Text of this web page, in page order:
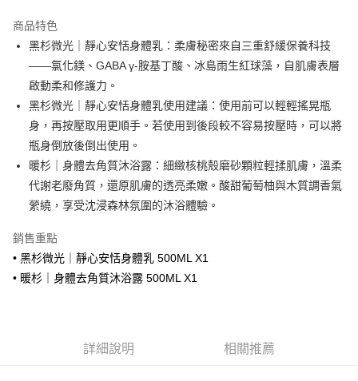
Apple Pay
AFTEE先享後付
相關說明
【關於「AFTEE先享後付」】
AFTEE先享後付是「在收到商品之後才付款」的支付方式。 讓您購物簡單
便利好安心！
１．簡單：不需註冊會員、不需綁卡、不需儲值。
２．便利：只要手機號碼，簡訊認證，即可結帳。
３．安心：先確認商品／服務後，再付款。
【「AFTEE先享後付」結帳流程】
結帳頁面，進行簡訊認證並確認金額後，即可完成結帳。
２．訂單成立數日內，您將收到繳費通知簡訊。
３．收到繳費通知簡訊後14天內，點擊此簡訊中的連結，可透過四大超商／
ATM／網路銀行／等多元方式進行付款，方視為交易完成。
是否繳費成功／繳費後需取消欲退款等相關疑問，請聯繫「AFTEE先享後付
ATM付款
運送方式
全家取貨付款
每筆NT$70，滿NT$1,800(含以上)免運費
付款後全家取貨
每筆NT$70，滿NT$1,800(含以上)免運費
付款後7-11取貨
商品特色
黑杉微光｜靜心安恬身體乳：柔膚秘密來自三重舒緩保養科技
——氯化鎂、GABA γ-胺基丁酸、冰島雨生紅球藻，自肌膚表層
啟動柔和修護力。
黑杉微光｜靜心安恬身體乳使用建議：使用前可以輕輕搖晃瓶
身，再按壓取用更順手。若使用到後段較不容易按壓時，可以將
瓶身倒放後倒出使用。
暖杉｜身體去角質沐浴露：細緻核桃殼磨砂顆粒輕揉肌膚，溫柔
代謝老廢角質，還原肌膚的透亮柔嫩。酸甜葡萄柚與木質調香氣
縈繞，享受沈浸森林氛圍的沐浴體驗。
銷售重點
• 黑杉微光｜靜心安恬身體乳 500ML X1
• 暖杉｜身體去角質沐浴露 500ML X1
詳細說明 相關推薦